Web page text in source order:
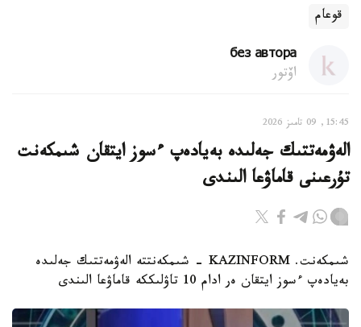
قوعام
без автора
اۆتور
15:45, 09 تامىز 2026
الەۋمەتتىك جەلىدە بەيادەپ ءسوز ايتقان شىمكەنت
تۇرعىنى قاماۋعا الىندى
شىمكەنت. KAZINFORM - شىمكەنتتە الەۋمەتتىك جەلىدە
بەيادەپ ءسوز ايتقان ەر ادام 10 تاۋلىككە قاماۋعا الىندى